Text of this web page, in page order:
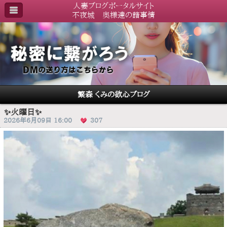
人妻ブログポータルサイト
不夜城 奥様達の諸事情
繁森 くみの欲心ブログ
✨火曜日✨
2026年6月09日 16:00 307